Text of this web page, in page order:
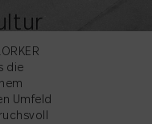
die
Umfeld